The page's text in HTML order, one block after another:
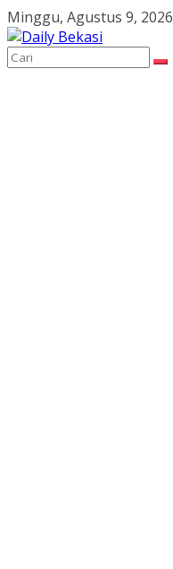
Skip
to
content
Minggu, Agustus 9, 2026